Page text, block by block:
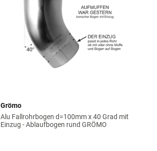
Grömo
Alu Fallrohrbogen d=100mm x 40 Grad mit
Einzug - Ablaufbogen rund GRÖMO